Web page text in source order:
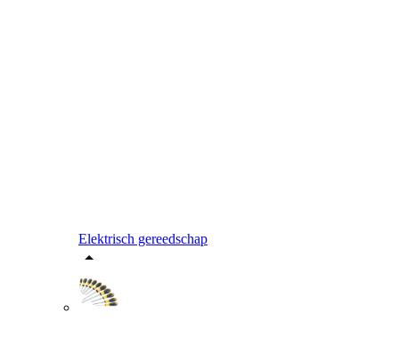
Elektrisch gereedschap